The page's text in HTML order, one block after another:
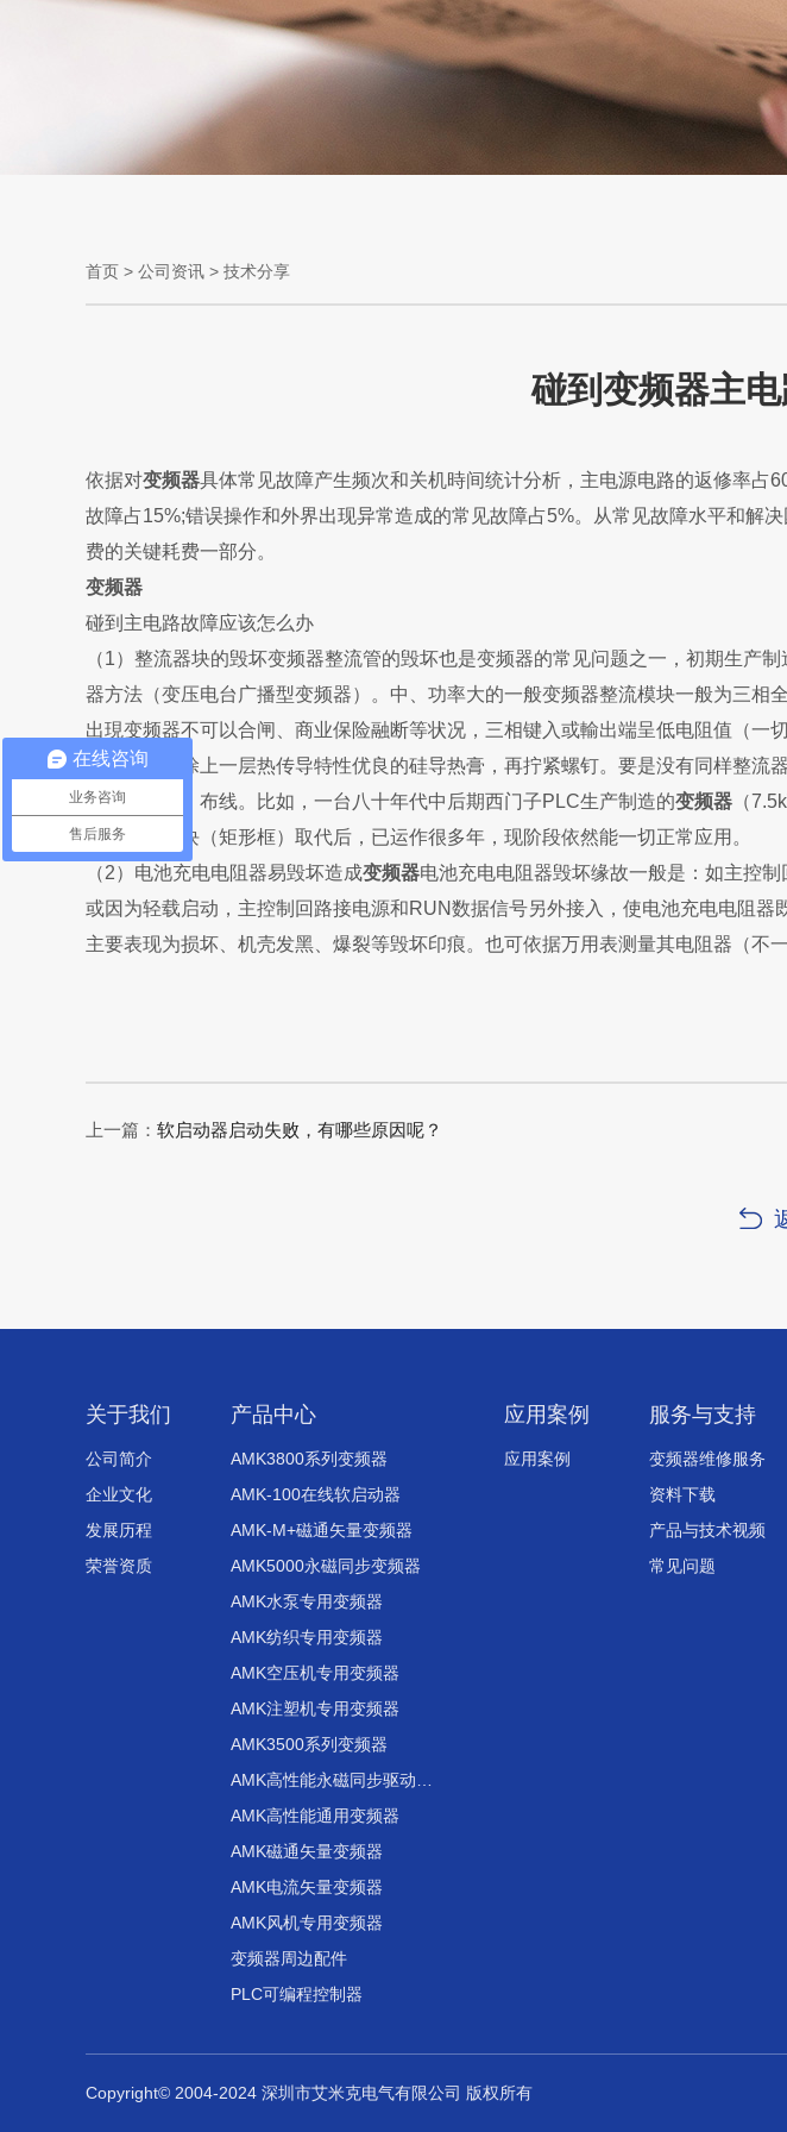
首页 > 公司资讯 > 技术分享
碰到变频器主
依据对变频器具体常见故障产生频次和关机時间统计分析，主电源电路的返修率
故障占15%;错误操作和外界出现异常造成的常见故障占5%。从常见故障水平和解
费的关键耗费一部分。
变频器
碰到主电路故障应该怎么办
（1）整流器块的毁坏变频器整流管的毁坏也是变频器的常见问题之一，初期生产制
器方法（变压电台广播型变频器）。中、功率大的一般变频器整流模块一般为三相
出現变频器不可以合闸、商业保险融断等状况，三相键入或輸出端呈低电阻值（一
面上匀称地涂上一层热传导特性优良的硅导热膏，再拧紧螺钉。要是没有同样整流
牙，再安裝、布线。比如，一台八十年代中后期西门子PLC生产制造的变频器 （
容积整流器块（矩形框）取代后，已运作很多年，现阶段依然能一切正常应用。
（2）电池充电电阻器易毁坏造成变频器电池充电电阻器毁坏缘故一般是：如主控
或因为轻载启动，主控制回路接电源和RUN数据信号另外接入，使电池充电电阻
主要表现为损坏、机壳发黑、爆裂等毁坏印痕。也可依据万用表测量其电阻器（不
上一篇： 软启动器启动失败，有哪些原因呢？
关于我们
公司简介
企业文化
发展历程
荣誉资质
产品中心
AMK3800系列变频器
AMK-100在线软启动器
AMK-M+磁通矢量变频器
AMK5000永磁同步变频器
AMK水泵专用变频器
AMK纺织专用变频器
AMK空压机专用变频器
AMK注塑机专用变频器
AMK3500系列变频器
AMK高性能通用变频器
AMK磁通矢量变频器
AMK电流矢量变频器
AMK风机专用变频器
变频器周边配件
PLC可编程控制器
应用案例
应用案例
服务与支持
变频器维修服务
资料下载
产品与技术视频
常见问题
Copyright© 2004-2024 深圳市艾米克电气有限公司 版权所有
在线咨询
业务咨询
售后服务